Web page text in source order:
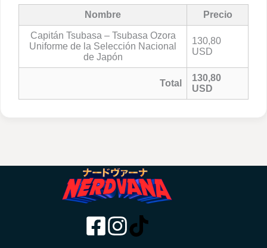
Nombre Precio
Capitán Tsubasa – Tsubasa Ozora
Uniforme de la Selección Nacional
de Japón
130,80
USD
Total
130,80
USD